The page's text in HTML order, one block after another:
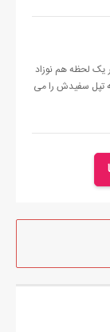
شنید:
سرش شنید:
مرتب بود و
خودش هم خوب
همراه پدرش
م...
یک لحظه هم نوزاد
تپل سفیدش را می
مهری داد و